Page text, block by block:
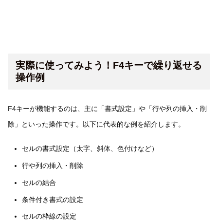
実際に使ってみよう！F4キーで繰り返せる
操作例
F4キーが機能するのは、主に「書式設定」や「行や列の挿入・削
除」といった操作です。以下に代表的な例を紹介します。
セルの書式設定（太字、斜体、色付けなど）
行や列の挿入・削除
セルの結合
条件付き書式の設定
セルの枠線の設定